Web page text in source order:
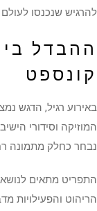
להרגיש שנכנסו
ההבדל
קונספט
באירוע רגיל, הדגש
המוזיקה וסידורי
נבחר כחלק מתמונה
התפריט מתאים
הריהוט והפעילויות